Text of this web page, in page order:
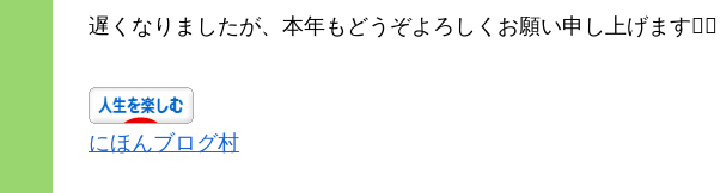
遅くなりましたが、本年もどうぞよろしくお願い申し上げます🙇‍♂️
にほんブログ村